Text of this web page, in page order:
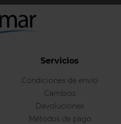
Servicios
Condiciones de envío
Cambios
Devoluciones
Métodos de pago